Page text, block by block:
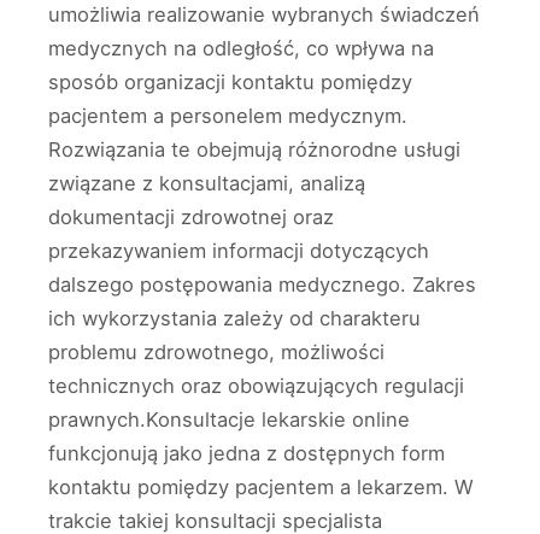
umożliwia realizowanie wybranych świadczeń
medycznych na odległość, co wpływa na
sposób organizacji kontaktu pomiędzy
pacjentem a personelem medycznym.
Rozwiązania te obejmują różnorodne usługi
związane z konsultacjami, analizą
dokumentacji zdrowotnej oraz
przekazywaniem informacji dotyczących
dalszego postępowania medycznego. Zakres
ich wykorzystania zależy od charakteru
problemu zdrowotnego, możliwości
technicznych oraz obowiązujących regulacji
prawnych.Konsultacje lekarskie online
funkcjonują jako jedna z dostępnych form
kontaktu pomiędzy pacjentem a lekarzem. W
trakcie takiej konsultacji specjalista